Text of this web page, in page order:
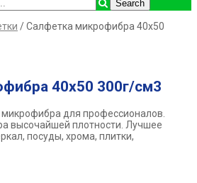
/ Салфетка микрофибра 40х50
40х50 300г/см3
для профессионалов.
высочайшей плотности. Лучшее
посуды, хрома, плитки,